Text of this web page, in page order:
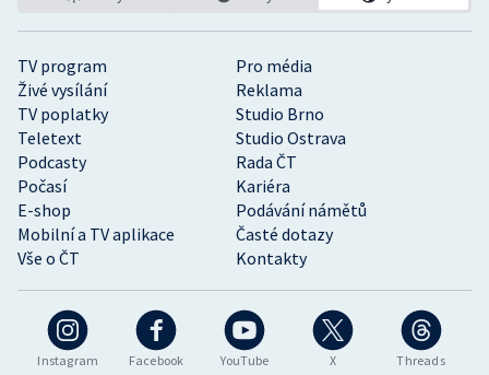
Instagram Facebook YouTube X Threads
TV program
Pro média
Živé vysílání
Reklama
TV poplatky
Studio Brno
Teletext
Studio Ostrava
Podcasty
Rada ČT
Počasí
Kariéra
E-shop
Podávání námětů
Mobilní a TV aplikace
Časté dotazy
Vše o ČT
Kontakty